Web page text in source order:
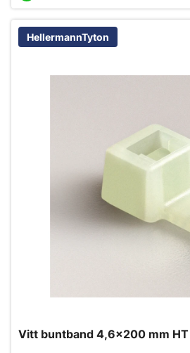
HellermannTyton
Vitt buntband 4,6x200 mm HT